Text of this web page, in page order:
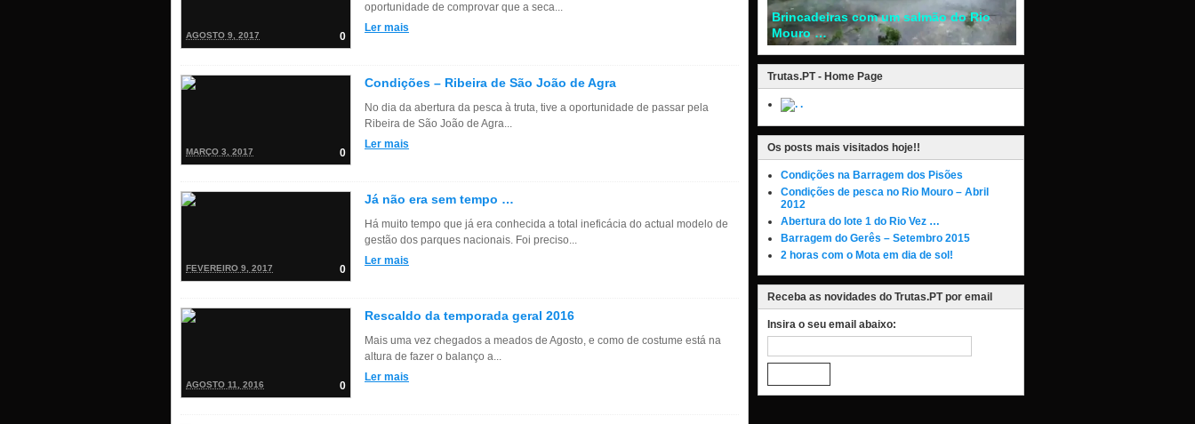
0
AGOSTO 9, 2017
oportunidade de comprovar que a seca...
Ler mais
0
MARÇO 3, 2017
Condições – Ribeira de São João de Agra
No dia da abertura da pesca à truta, tive a oportunidade de passar pela
Ribeira de São João de Agra...
Ler mais
0
FEVEREIRO 9, 2017
Já não era sem tempo …
Há muito tempo que já era conhecida a total ineficácia do actual modelo de
gestão dos parques nacionais. Foi preciso...
Ler mais
0
AGOSTO 11, 2016
Rescaldo da temporada geral 2016
Mais uma vez chegados a meados de Agosto, e como de costume está na
altura de fazer o balanço a...
Ler mais
Brincadeiras com um salmão do Rio
Mouro …
Trutas.PT - Home Page
.
Os posts mais visitados hoje!!
Condições na Barragem dos Pisões
Condições de pesca no Rio Mouro – Abril
2012
Abertura do lote 1 do Rio Vez …
Barragem do Gerês – Setembro 2015
2 horas com o Mota em dia de sol!
Receba as novidades do Trutas.PT por email
Insira o seu email abaixo: